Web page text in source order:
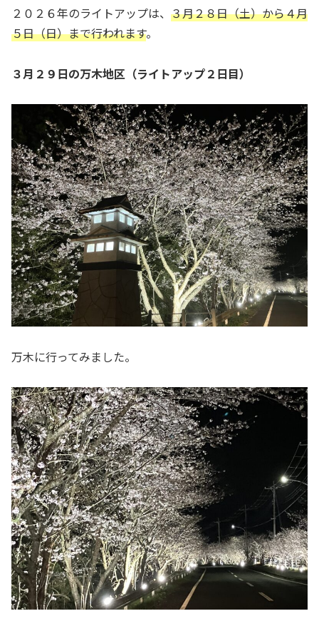
２０２６年のライトアップは、 ３月２８日（土）から４月
５日（日）まで行われます。
３月２９日の万木地区（ライトアップ２日目）
万木に行ってみました。